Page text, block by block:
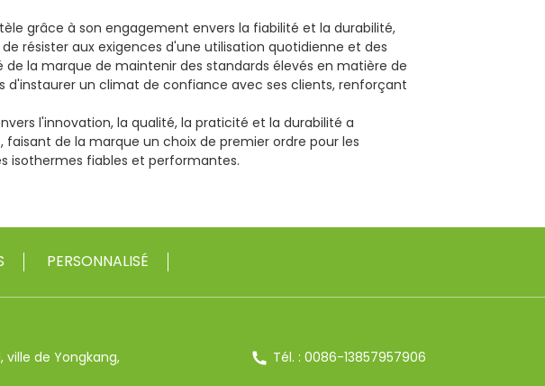
grâce à son engagement envers la fiabilité et la durabilité,
résister aux exigences d'une utilisation quotidienne et des
de la marque de maintenir des standards élevés en matière de
d'instaurer un climat de confiance avec ses clients, renforçant
l'innovation, la qualité, la praticité et la durabilité a
de la marque un choix de premier ordre pour les
isothermes fiables et performantes.
PERSONNALISÉ
ville de Yongkang,
Tél. : 0086-13857957906